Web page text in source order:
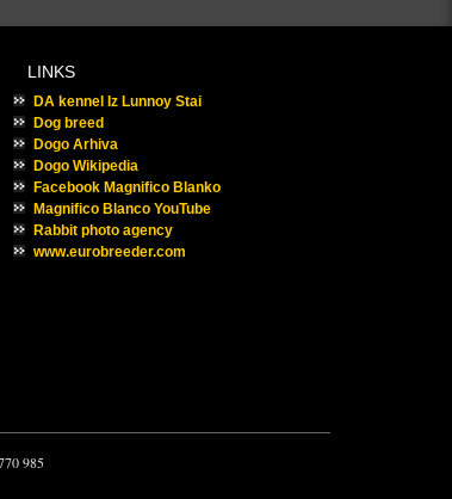
LINKS
DA kennel Iz Lunnoy Stai
Dog breed
Dogo Arhiva
Dogo Wikipedia
Facebook Magnifico Blanko
Magnifico Blanco YouTube
Rabbit photo agency
www.eurobreeder.com
985